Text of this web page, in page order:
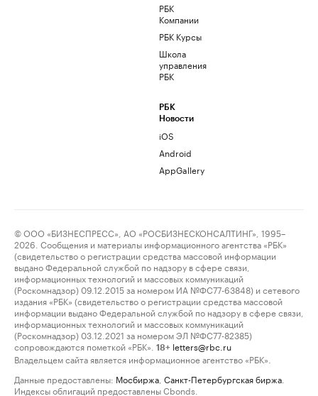
РБК
Компании
РБК Курсы
Школа
управления
РБК
РБК
Новости
iOS
Android
AppGallery
© ООО «БИЗНЕСПРЕСС», АО «РОСБИЗНЕСКОНСАЛТИНГ», 1995–
2026. Сообщения и материалы информационного агентства «РБК»
(свидетельство о регистрации средства массовой информации
выдано Федеральной службой по надзору в сфере связи,
информационных технологий и массовых коммуникаций
(Роскомнадзор) 09.12.2015 за номером ИА №ФС77-63848) и сетевого
издания «РБК» (свидетельство о регистрации средства массовой
информации выдано Федеральной службой по надзору в сфере связи,
информационных технологий и массовых коммуникаций
(Роскомнадзор) 03.12.2021 за номером ЭЛ №ФС77-82385)
сопровождаются пометкой «РБК».
18+ letters@rbc.ru
Владельцем сайта является информационное агентство «РБК».
Данные предоставлены: Мосбиржа Санкт-Петербургская биржа
Индексы облигаций предоставлены Cbonds.